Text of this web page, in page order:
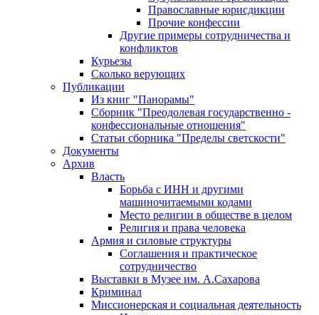
Православные юрисдикции
Прочие конфессии
Другие примеры сотрудничества и
конфликтов
Курьезы
Сколько верующих
Публикации
Из книг "Панорамы"
Сборник "Преодолевая государственно -
конфессиональные отношения"
Статьи сборника "Пределы светскости"
Документы
Архив
Власть
Борьба с ИНН и другими
машиночитаемыми кодами
Место религии в обществе в целом
Религия и права человека
Армия и силовые структуры
Соглашения и практическое
сотрудничество
Выставки в Музее им. А.Сахарова
Криминал
Миссионерская и социальная деятельность